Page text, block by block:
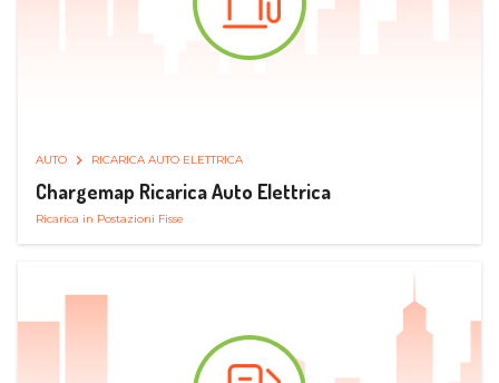
AUTO RICARICA AUTO ELETTRICA
Chargemap Ricarica Auto Elettrica
Ricarica in Postazioni Fisse